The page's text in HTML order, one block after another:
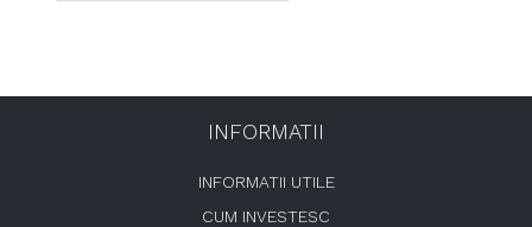
INFORMATII
INFORMATII UTILE
CUM INVESTESC